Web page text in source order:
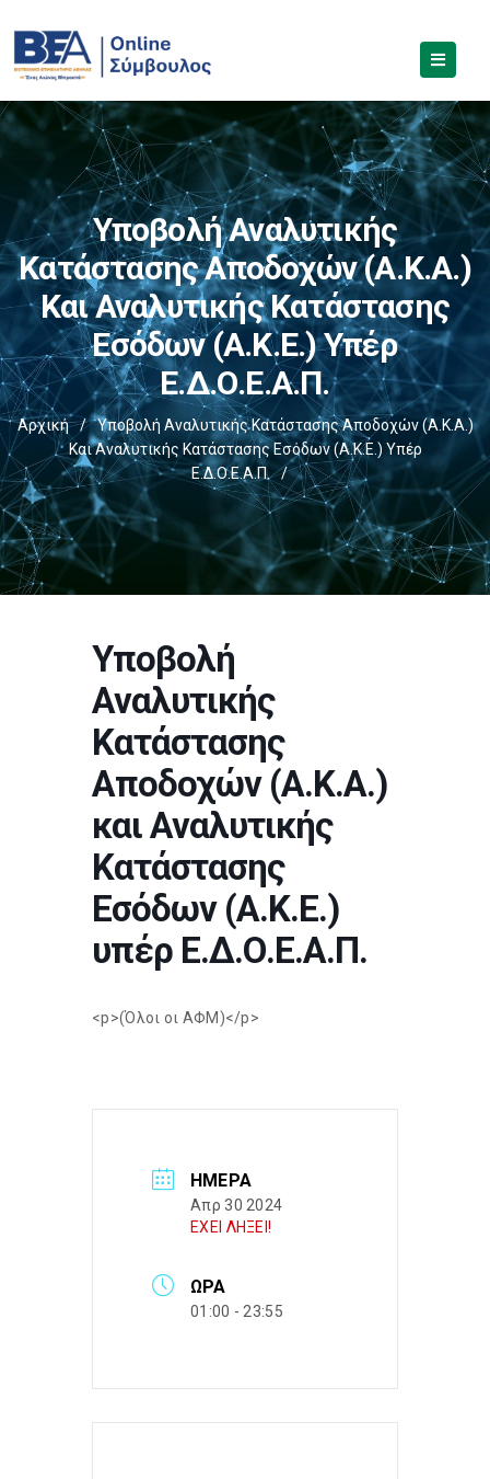
Υποβολή Αναλυτικής
Κατάστασης Αποδοχών (Α.Κ.Α.)
Και Αναλυτικής Κατάστασης
Εσόδων (Α.Κ.Ε.) Υπέρ
Ε.Δ.Ο.Ε.Α.Π.
Αρχική /
Υποβολή Αναλυτικής Κατάστασης Αποδοχών (Α.Κ.Α.)
Και Αναλυτικής Κατάστασης Εσόδων (Α.Κ.Ε.) Υπέρ
Ε.Δ.Ο.Ε.Α.Π.
/
Υποβολή
Αναλυτικής
Κατάστασης
Αποδοχών (Α.Κ.Α.)
και Αναλυτικής
Κατάστασης
Εσόδων (Α.Κ.Ε.)
υπέρ Ε.Δ.Ο.Ε.Α.Π.
<p>(Όλοι οι ΑΦΜ)</p>
ΗΜΈΡΑ
Απρ 30 2024
ΕΧΕΙ ΛΗΞΕΙ!
ΏΡΑ
01:00 - 23:55